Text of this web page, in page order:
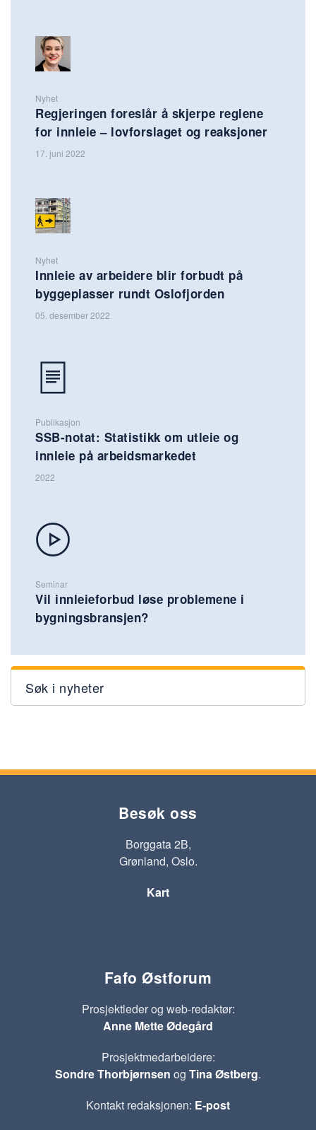
Nyhet
Regjeringen foreslår å skjerpe reglene
for innleie – lovforslaget og reaksjoner
17. juni 2022
Nyhet
Innleie av arbeidere blir forbudt på
byggeplasser rundt Oslofjorden
05. desember 2022
Publikasjon
SSB-notat: Statistikk om utleie og
innleie på arbeidsmarkedet
2022
Seminar
Vil innleieforbud løse problemene i
bygningsbransjen?
Søk i nyheter
Besøk oss
Borggata 2B,
Grønland, Oslo.
Kart
Fafo Østforum
Prosjektleder og web-redaktør:
Anne Mette Ødegård
Prosjektmedarbeidere:
Sondre Thorbjørnsen og Tina Østberg.
Kontakt redaksjonen: E-post